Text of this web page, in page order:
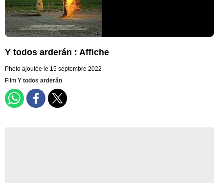
Y todos arderán : Affiche
Photo ajoutée le 15 septembre 2022
Film Y todos arderán